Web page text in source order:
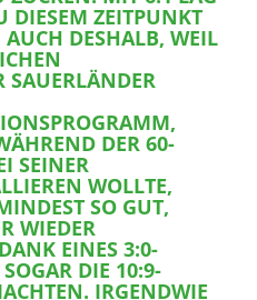
ZEITPUNKT V
DESHALB, WEIL E
S
P
DER 60-
SEINER
WOLLTE,
SO GUT,
WIEDER
EINES 3:0-
DIE 10:9-
IRGENDWIE